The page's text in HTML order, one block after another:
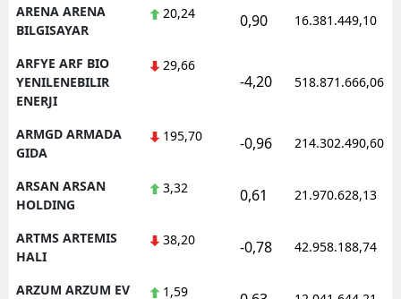
ARENA ARENA
BILGISAYAR
20,24 0,90 16.381.449,10
ARFYE ARF BIO
YENILENEBILIR
ENERJI
29,66
-4,20 518.871.666,06
ARMGD ARMADA
GIDA
195,70 -0,96 214.302.490,60
ARSAN ARSAN
HOLDING
3,32 0,61 21.970.628,13
ARTMS ARTEMIS
HALI
38,20 -0,78 42.958.188,74
ARZUM ARZUM EV
1,59